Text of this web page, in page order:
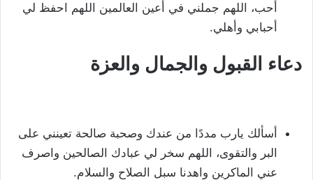
أحب، اللهم جملني في أعين العالمين اللهم احفظ لي
أحبابي وأهلي.
دعاء القبول والجمال والعزة
أسألك يارب مددًا من عندك وصحبة صالحة تعينني على
البر والتقوى، اللهم سخر لي عبادك الصالحين واصرف
عني الماكرين واهدنا سبل الصلاح والسلام.